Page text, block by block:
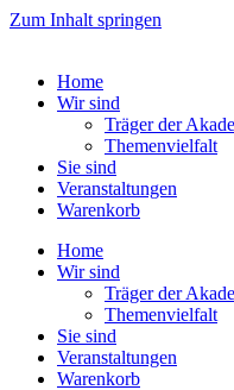
Zum Inhalt springen
Home
Wir sind
Träger der
Themenvielfalt
Sie sind
Veranstaltungen
Warenkorb
Home
Wir sind
Träger der
Themenvielfalt
Sie sind
Veranstaltungen
Warenkorb